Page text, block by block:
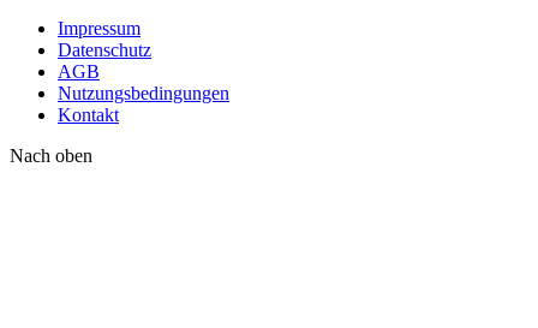
Impressum
Datenschutz
AGB
Nutzungsbedingungen
Kontakt
Nach oben